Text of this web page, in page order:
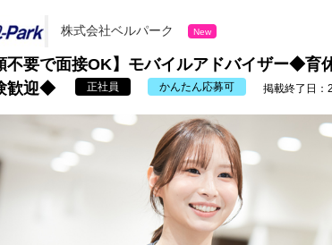
株式会社ベルパーク New
不要で面接OK】モバイルアドバイザー◆育
歓迎◆
正社員 かんたん応募可 掲載終了日：